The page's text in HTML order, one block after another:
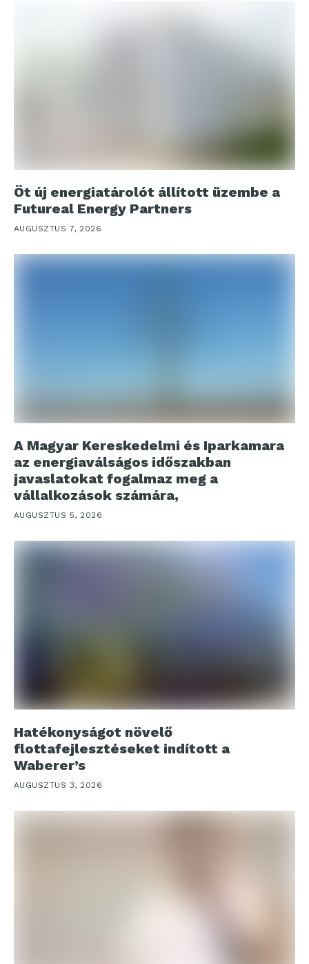
Öt új energiatárolót állított üzembe a
Futureal Energy Partners
AUGUSZTUS 7, 2026
A Magyar Kereskedelmi és Iparkamara
az energiaválságos időszakban
javaslatokat fogalmaz meg a
vállalkozások számára,
AUGUSZTUS 5, 2026
Hatékonyságot növelő
flottafejlesztéseket indított a
Waberer’s
AUGUSZTUS 3, 2026